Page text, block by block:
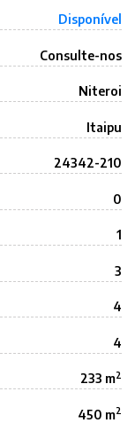
Disponível
Consulte-nos
Niteroi
Itaipu
24342-210
0
1
3
4
4
233 m2
450 m2